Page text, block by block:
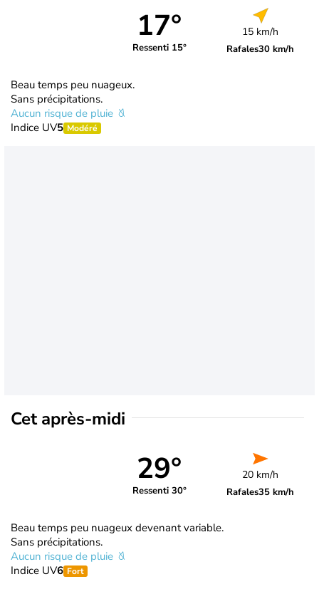
17°
Ressenti 15°
15 km/h
Rafales30 km/h
Beau temps peu nuageux.
Sans précipitations.
Aucun risque de pluie
Indice UV5 Modéré
Cet après-midi
29°
Ressenti 30°
20 km/h
Rafales35 km/h
Beau temps peu nuageux devenant variable.
Sans précipitations.
Aucun risque de pluie
Indice UV6 Fort